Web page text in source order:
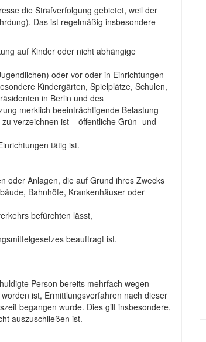
die Strafverfolgung gebietet, weil der
Das ist regelmäßig insbesondere
auf Kinder oder nicht abhängige
oder vor oder in Einrichtungen
Kindergärten, Spielplätze, Schulen,
in Berlin und des
merklich beeinträchtigende Belastung
verzeichnen ist – öffentliche Grün- und
tätig ist.
oder Anlagen, die auf Grund ihres Zwecks
Bahnhöfe, Krankenhäuser oder
befürchten lässt,
beauftragt ist.
Person bereits mehrfach wegen
ist, Ermittlungsverfahren nach dieser
begangen wurde. Dies gilt insbesondere,
auszuschließen ist.